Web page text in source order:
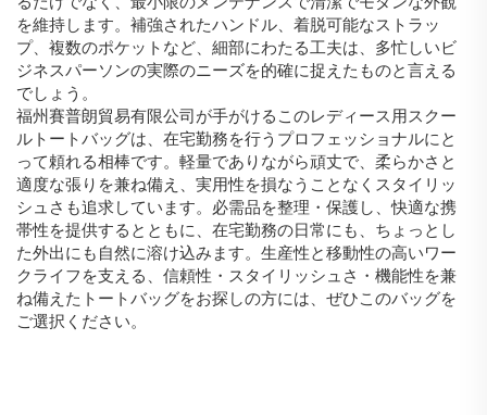
を維持します。補強されたハンドル、着脱可能なストラッ
プ、複数のポケットなど、細部にわたる工夫は、多忙しいビ
ジネスパーソンの実際のニーズを的確に捉えたものと言える
でしょう。
福州賽普朗貿易有限公司が手がけるこのレディース用スクー
ルトートバッグは、在宅勤務を行うプロフェッショナルにと
って頼れる相棒です。軽量でありながら頑丈で、柔らかさと
適度な張りを兼ね備え、実用性を損なうことなくスタイリッ
シュさも追求しています。必需品を整理・保護し、快適な携
帯性を提供するとともに、在宅勤務の日常にも、ちょっとし
た外出にも自然に溶け込みます。生産性と移動性の高いワー
クライフを支える、信頼性・スタイリッシュさ・機能性を兼
ね備えたトートバッグをお探しの方には、ぜひこのバッグを
ご選択ください。